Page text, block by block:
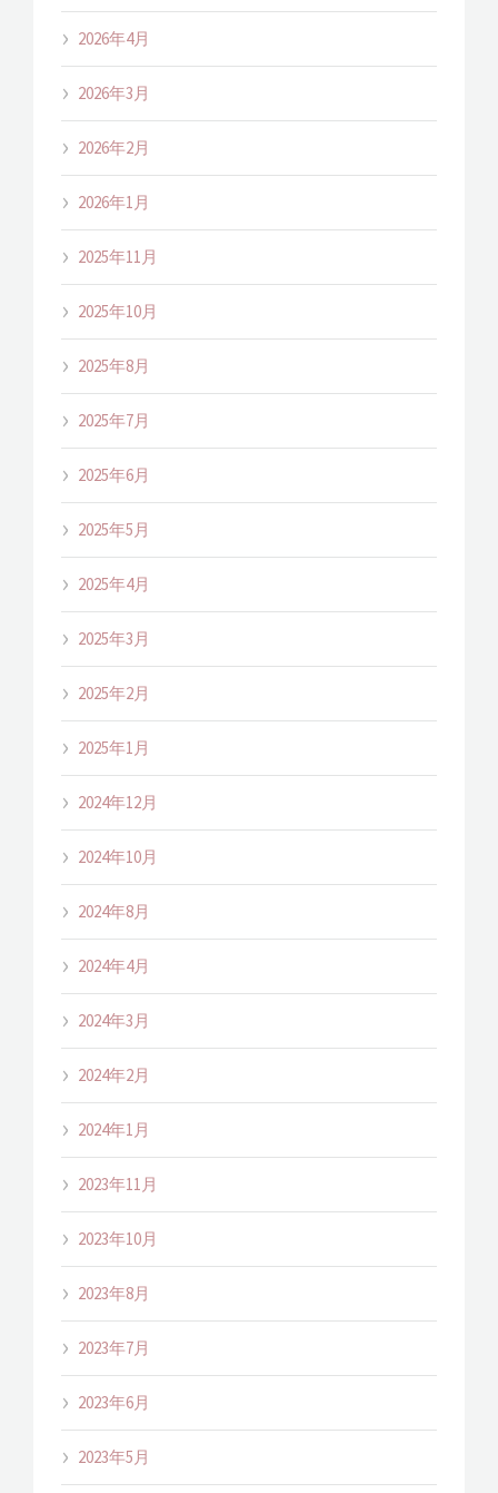
2026年4月
2026年3月
2026年2月
2026年1月
2025年11月
2025年10月
2025年8月
2025年7月
2025年6月
2025年5月
2025年4月
2025年3月
2025年2月
2025年1月
2024年12月
2024年10月
2024年8月
2024年4月
2024年3月
2024年2月
2024年1月
2023年11月
2023年10月
2023年8月
2023年7月
2023年6月
2023年5月